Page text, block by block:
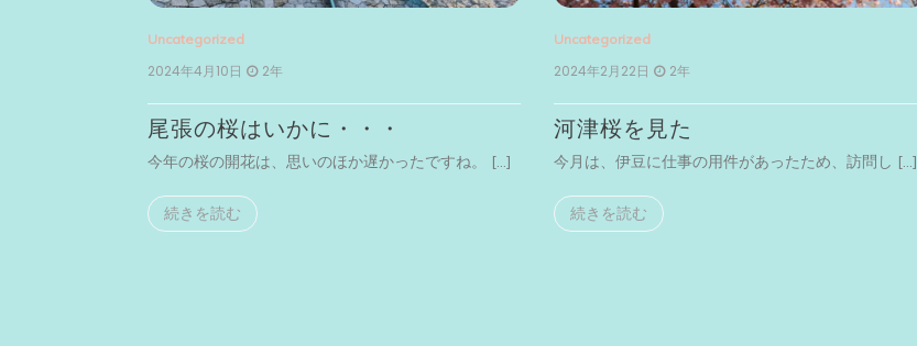
Uncategorized
2024年4月10日 2年
尾張の桜はいかに・・・
今年の桜の開花は、思いのほか遅かったですね。 […]
続きを読む
Uncategorized
2024年2月22日 2年
河津桜を見た
今月は、伊豆に仕事の用件があったため、訪問し […]
続きを読む